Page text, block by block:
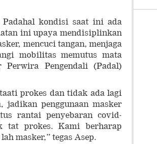
kondisi saat ini ada
ini upaya mendisiplinkan
mencuci tangan, menjaga
mobilitas memutus mata
Pengendali (Padal)
prokes dan tidak ada lagi
penggunaan masker
rantai penyebaran covid-
tat prokes. Kami berharap
masker,” tegas Asep.